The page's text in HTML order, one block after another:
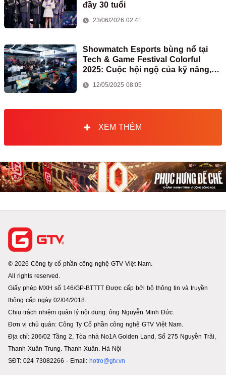
đầy 30 tuổi
23/06/2026 02:41
Showmatch Esports bùng nổ tại
Tech & Game Festival Colorful
2025: Cuộc hội ngộ của kỹ năng,
12/05/2025 08:05
XEM THÊM
© 2026 Công ty cổ phần công nghệ GTV Việt Nam.
All rights reserved.
Giấy phép MXH số 146/GP-BTTTT Được cấp bởi bộ thông tin và truyền
thông cấp ngày 02/04/2018.
Chịu trách nhiệm quản lý nội dung: ông Nguyễn Minh Đức.
Đơn vị chủ quản: Công Ty Cổ phần công nghệ GTV Việt Nam.
Địa chỉ: 206/02 Tầng 2, Tòa nhà No1A Golden Land, Số 275 Nguyễn Trãi,
Thanh Xuân Trung. Thanh Xuân. Hà Nội
SĐT: 024 73082266 - Email: hotro@gtv.vn